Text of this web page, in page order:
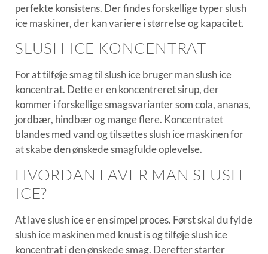
perfekte konsistens. Der findes forskellige typer slush
ice maskiner, der kan variere i størrelse og kapacitet.
SLUSH ICE KONCENTRAT
For at tilføje smag til slush ice bruger man slush ice
koncentrat. Dette er en koncentreret sirup, der
kommer i forskellige smagsvarianter som cola, ananas,
jordbær, hindbær og mange flere. Koncentratet
blandes med vand og tilsættes slush ice maskinen for
at skabe den ønskede smagfulde oplevelse.
HVORDAN LAVER MAN SLUSH
ICE?
At lave slush ice er en simpel proces. Først skal du fylde
slush ice maskinen med knust is og tilføje slush ice
koncentrat i den ønskede smag. Derefter starter